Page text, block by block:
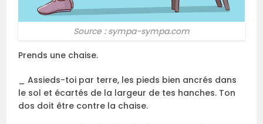
Source : sympa-sympa.com
Prends une chaise.
_ Assieds-toi par terre, les pieds bien ancrés dans
le sol et écartés de la largeur de tes hanches. Ton
dos doit être contre la chaise.